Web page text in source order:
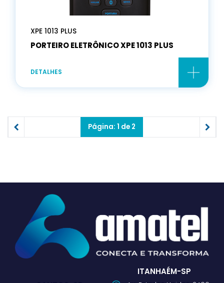
XPE 1013 PLUS
PORTEIRO ELETRÔNICO XPE 1013 PLUS
DETALHES
Página: 1 de 2
ITANHAÉM-SP